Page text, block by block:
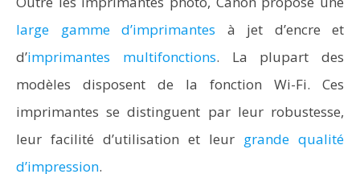
large gamme d’imprimantes à jet d’encre et
d’imprimantes multifonctions. La plupart des
modèles disposent de la fonction Wi-Fi. Ces
imprimantes se distinguent par leur robustesse,
leur facilité d’utilisation et leur grande qualité
d’impression.